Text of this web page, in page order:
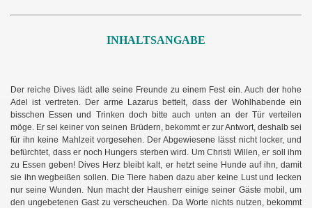
INHALTSANGABE
Der reiche Dives lädt alle seine Freunde zu einem Fest ein. Auch der hohe
Adel ist vertreten. Der arme Lazarus bettelt, dass der Wohlhabende ein
bisschen Essen und Trinken doch bitte auch unten an der Tür verteilen
möge. Er sei keiner von seinen Brüdern, bekommt er zur Antwort, deshalb sei
für ihn keine Mahlzeit vorgesehen. Der Abgewiesene lässt nicht locker, und
befürchtet, dass er noch Hungers sterben wird. Um Christi Willen, er soll ihm
zu Essen geben! Dives Herz bleibt kalt, er hetzt seine Hunde auf ihn, damit
sie ihn wegbeißen sollen. Die Tiere haben dazu aber keine Lust und lecken
nur seine Wunden. Nun macht der Hausherr einige seiner Gäste mobil, um
den ungebetenen Gast zu verscheuchen. Da Worte nichts nutzen, bekommt